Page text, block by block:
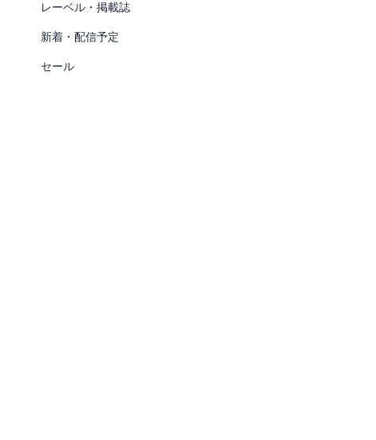
レーベル・掲載誌
新着・配信予定
セール